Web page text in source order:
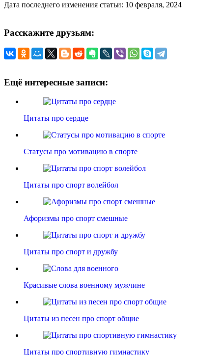
Дата последнего изменения статьи: 10 февраля, 2024
Расскажите друзьям:
Ещё интересные записи:
Цитаты про сердце
Статусы про мотивацию в спорте
Цитаты про спорт волейбол
Афоризмы про спорт смешные
Цитаты про спорт и дружбу
Красивые слова военному мужчине
Цитаты из песен про спорт общие
Цитаты про спортивную гимнастику